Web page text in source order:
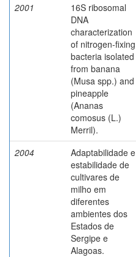
2001
16S ribosomal
DNA
characterization
of nitrogen-fixing
bacteria isolated
from banana
(Musa spp.) and
pineapple
(Ananas
comosus (L.)
Merril).
2004
Adaptabilidade e
estabilidade de
cultivares de
milho em
diferentes
ambientes dos
Estados de
Sergipe e
Alagoas.